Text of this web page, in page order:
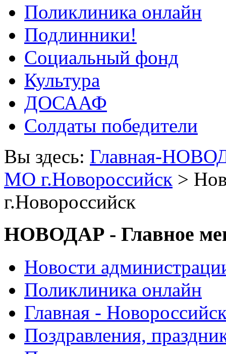
Поликлиника онлайн
Подлинники!
Социальный фонд
Культура
ДОСААФ
Солдаты победители
Вы здесь: Главная-
МО г.Новороссийск >
г.Новороссийск
НОВОДАР - Главное
Новости
Поликлиника онлайн
Главная -
Поздравления,